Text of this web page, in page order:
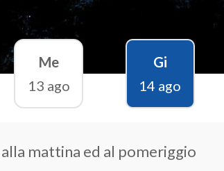
Me
13 ago
Gi
14 ago
mattina ed al pomeriggio